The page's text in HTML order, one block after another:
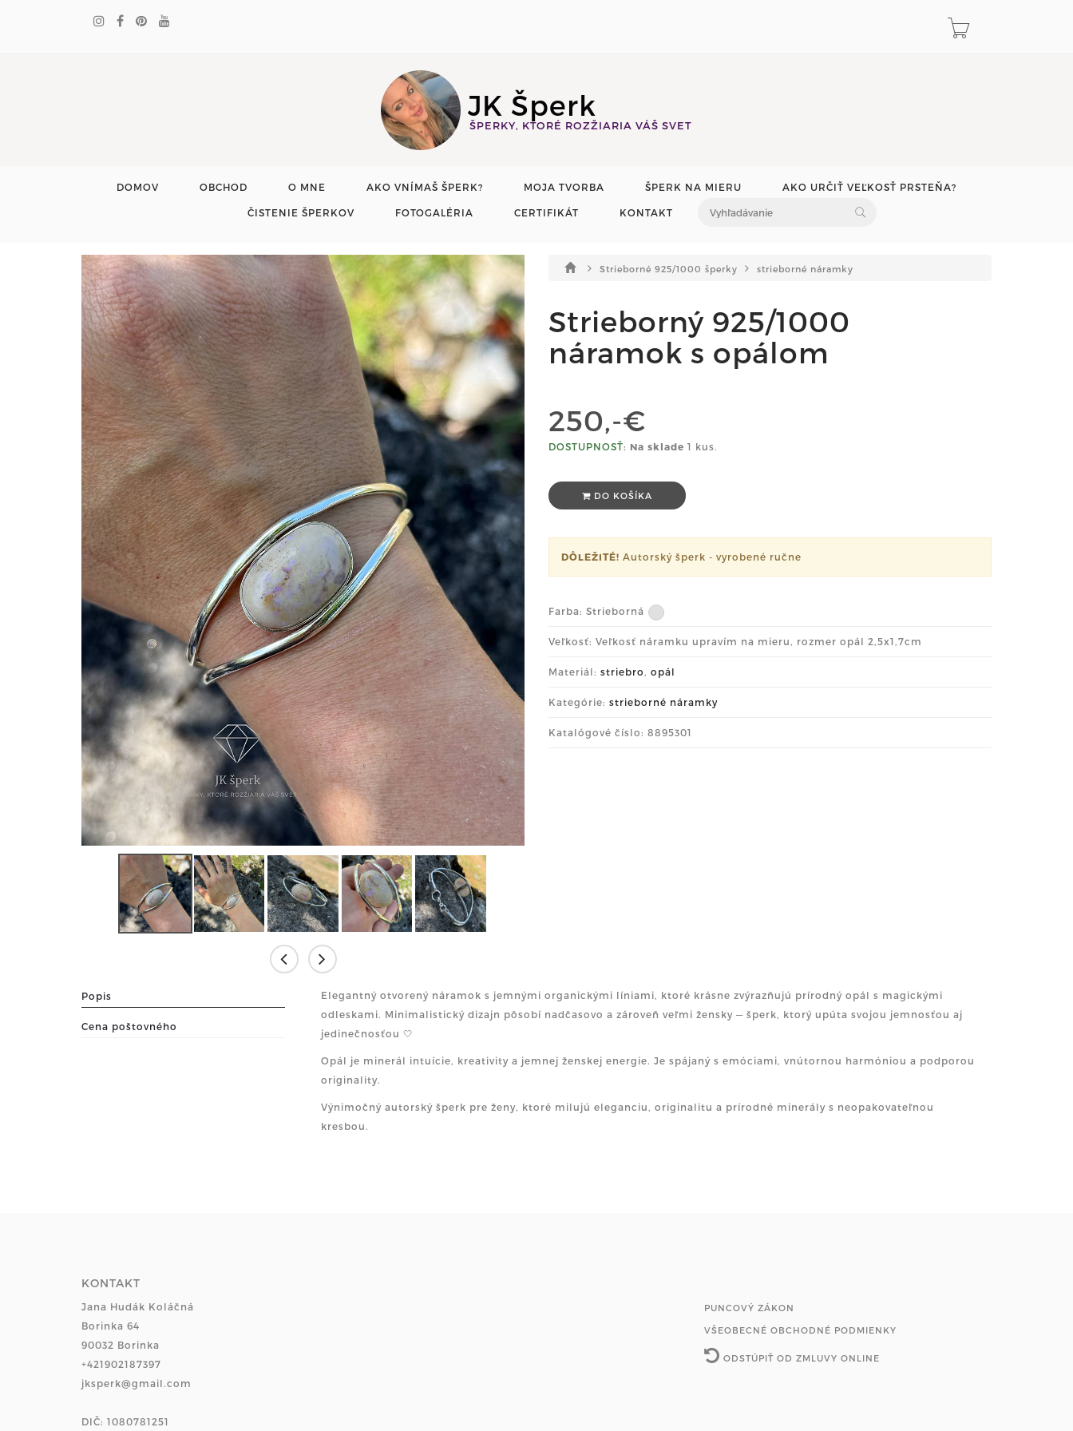
JK Šperk
ŠPERKY, KTORÉ ROZŽIARIA VÁŠ SVET
DOMOV OBCHOD O MNE AKO VNÍMAŠ ŠPERK? MOJA TVORBA ŠPERK NA MIERU AKO URČIŤ VEĽKOSŤ PRSTEŇA?
ČISTENIE ŠPERKOV FOTOGALÉRIA CERTIFIKÁT KONTAKT
Strieborné 925/1000 šperky strieborné náramky
Strieborný 925/1000
náramok s opálom
250,-€
DOSTUPNOSŤ: Na sklade 1 kus.
DO KOŠÍKA
DÔLEŽITÉ! Autorský šperk - vyrobené ručne
Farba: Strieborná
Veľkosť: Veľkosť náramku upravím na mieru, rozmer opál 2,5x1,7cm
Materiál: striebro , opál
Kategórie: strieborné náramky
Katalógové číslo: 8895301
Popis
Cena poštovného
Elegantný otvorený náramok s jemnými organickými líniami, ktoré krásne zvýrazňujú prírodný opál s magickými
odleskami. Minimalistický dizajn pôsobí nadčasovo a zároveň veľmi žensky — šperk, ktorý upúta svojou jemnosťou aj
jedinečnosťou 🤍
Opál je minerál intuície, kreativity a jemnej ženskej energie. Je spájaný s emóciami, vnútornou harmóniou a podporou
originality.
Výnimočný autorský šperk pre ženy, ktoré milujú eleganciu, originalitu a prírodné minerály s neopakovateľnou
kresbou.
KONTAKT
Jana Hudák Koláčná
Borinka 64
90032 Borinka
+421902187397
jksperk@gmail.com
DIČ: 1080781251
PUNCOVÝ ZÁKON
VŠEOBECNÉ OBCHODNÉ PODMIENKY
ODSTÚPIŤ OD ZMLUVY ONLINE